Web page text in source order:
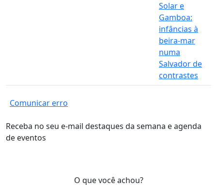
Solar e
Gamboa:
infâncias à
beira-mar
numa
Salvador de
contrastes
Comunicar erro
Receba no seu e-mail destaques da semana e agenda
de eventos
O que você achou?